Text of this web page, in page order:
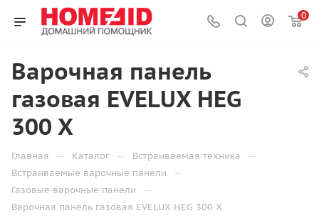
0
Варочная панель
газовая EVELUX HEG
300 X
Главная — Каталог — Встраиваемая техника —
Встраиваемые варочные панели —
Газовые варочные панели —
Варочная панель газовая EVELUX HEG 300 X